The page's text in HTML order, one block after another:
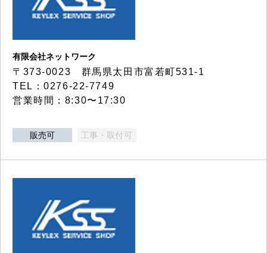
有限会社ネットワーク
〒373-0023 群馬県太田市富若町531-1
TEL：0276-22-7749
営業時間：8:30〜17:30
販売可 工事・取付可